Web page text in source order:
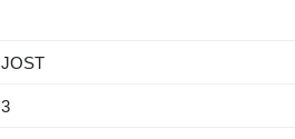
JOST
3